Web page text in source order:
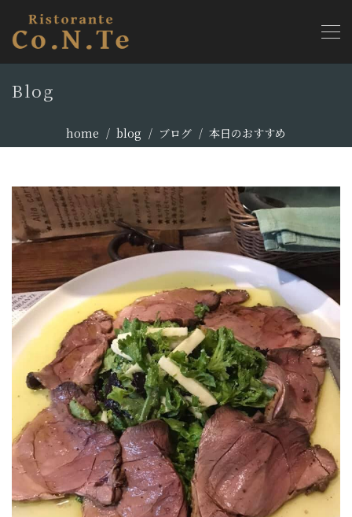
Blog
home blog ブログ 本日のおすすめ